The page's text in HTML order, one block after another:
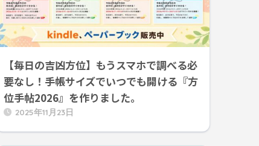
【毎日の吉凶方位】もうスマホで調べる必
要なし！手帳サイズでいつでも開ける『方
位手帖2026』を作りました。
2025年11月23日